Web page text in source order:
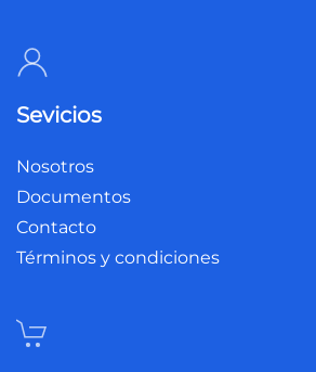
Sevicios
Nosotros
Documentos
Contacto
Términos y condiciones